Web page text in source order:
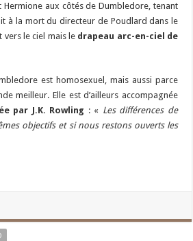
Hermione aux côtés de Dumbledore, tenant
à la mort du directeur de Poudlard dans le
vers le ciel mais le drapeau arc-en-ciel de
est homosexuel, mais aussi parce
meilleur. Elle est d’ailleurs accompagnée
par J.K. Rowling : « Les différences de
objectifs et si nous restons ouverts les